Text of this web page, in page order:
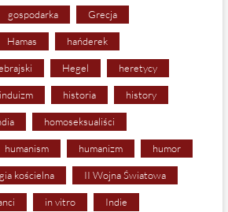
gospodarka Grecja
Hamas hańderek
Hegel heretycy
historia history
homoseksualiści
humanism humanizm humor
kościelna II Wojna Światowa
in vitro Indie